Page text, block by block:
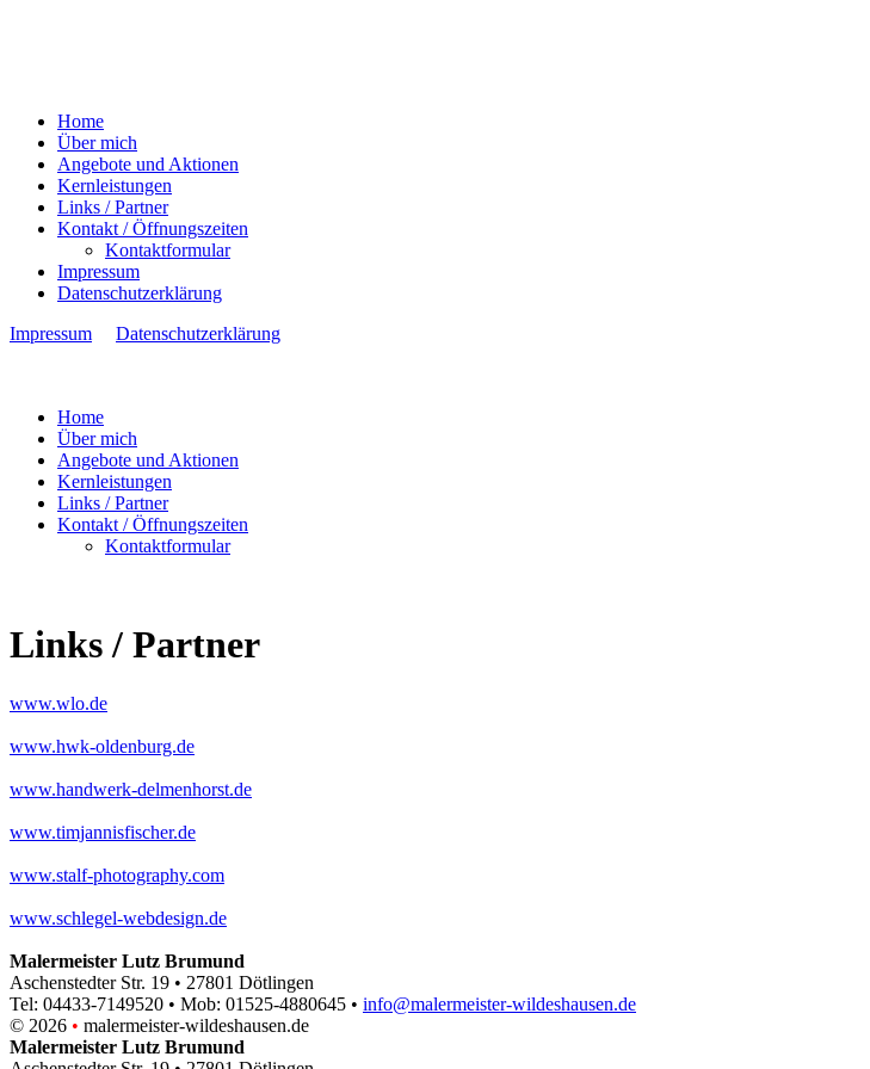
Home
Über mich
Angebote und Aktionen
Kernleistungen
Links / Partner
Kontakt / Öffnungszeiten
Kontaktformular
Impressum
Datenschutzerklärung
Impressum
Datenschutzerklärung
Home
Über mich
Angebote und Aktionen
Kernleistungen
Links / Partner
Kontakt / Öffnungszeiten
Kontaktformular
Links / Partner
www.wlo.de
www.hwk-oldenburg.de
www.handwerk-delmenhorst.de
www.timjannisfischer.de
www.stalf-photography.com
www.schlegel-webdesign.de
Malermeister Lutz Brumund
Aschenstedter Str. 19 • 27801 Dötlingen
Tel: 04433-7149520 • Mob: 01525-4880645 • info@malermeister-wildeshausen.de
© 2026 • malermeister-wildeshausen.de
Malermeister Lutz Brumund